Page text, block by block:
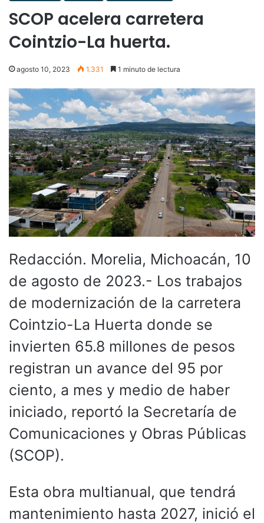
SCOP acelera carretera
Cointzio-La huerta.
agosto 10, 2023 1.331 1 minuto de lectura
Redacción. Morelia, Michoacán, 10
de agosto de 2023.- Los trabajos
de modernización de la carretera
Cointzio-La Huerta donde se
invierten 65.8 millones de pesos
registran un avance del 95 por
ciento, a mes y medio de haber
iniciado, reportó la Secretaría de
Comunicaciones y Obras Públicas
(SCOP).
Esta obra multianual, que tendrá
mantenimiento hasta 2027, inició el